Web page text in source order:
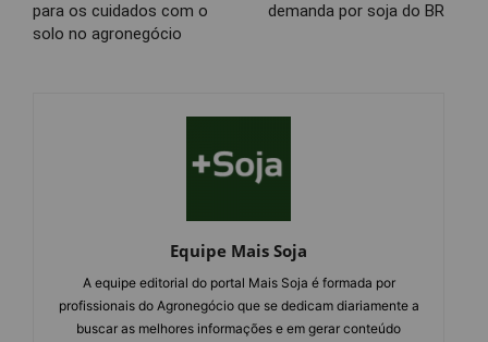
para os cuidados com o
solo no agronegócio
demanda por soja do BR
Equipe Mais Soja
A equipe editorial do portal Mais Soja é formada por
profissionais do Agronegócio que se dedicam diariamente a
buscar as melhores informações e em gerar conteúdo